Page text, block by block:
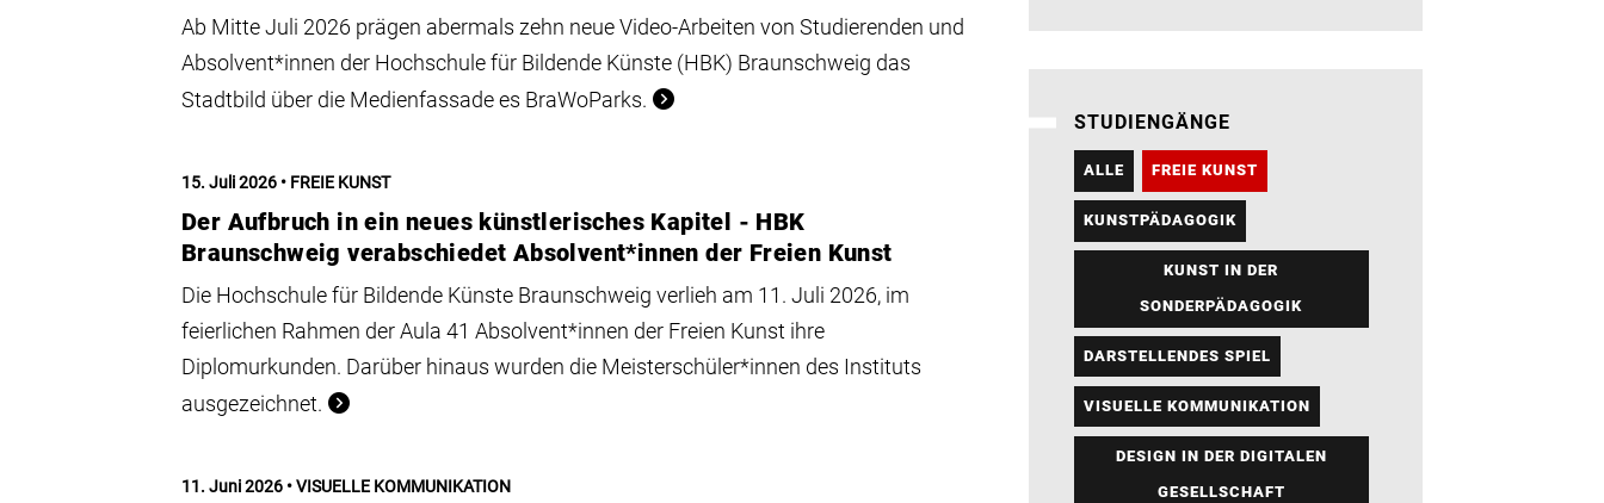
Ab Mitte Juli 2026 prägen abermals zehn neue Video-Arbeiten von Studierenden und
Absolvent*innen der Hochschule für Bildende Künste (HBK) Braunschweig das
Stadtbild über die Medienfassade es BraWoParks.
15. Juli 2026 FREIE KUNST
Der Aufbruch in ein neues künstlerisches Kapitel - HBK
Braunschweig verabschiedet Absolvent*innen der Freien Kunst
Die Hochschule für Bildende Künste Braunschweig verlieh am 11. Juli 2026, im
feierlichen Rahmen der Aula 41 Absolvent*innen der Freien Kunst ihre
Diplomurkunden. Darüber hinaus wurden die Meisterschüler*innen des Instituts
ausgezeichnet.
11. Juni 2026 VISUELLE KOMMUNIKATION
STUDIENGÄNGE
ALLE FREIE KUNST
KUNSTPÄDAGOGIK
KUNST IN DER
SONDERPÄDAGOGIK
DARSTELLENDES SPIEL
VISUELLE KOMMUNIKATION
DESIGN IN DER DIGITALEN
GESELLSCHAFT